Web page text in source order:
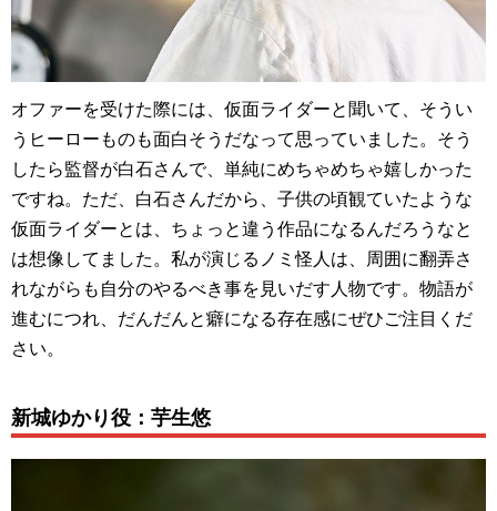
オファーを受けた際には、仮面ライダーと聞いて、そうい
うヒーローものも面白そうだなって思っていました。そう
したら監督が白石さんで、単純にめちゃめちゃ嬉しかった
ですね。ただ、白石さんだから、子供の頃観ていたような
仮面ライダーとは、ちょっと違う作品になるんだろうなと
は想像してました。私が演じるノミ怪人は、周囲に翻弄さ
れながらも自分のやるべき事を見いだす人物です。物語が
進むにつれ、だんだんと癖になる存在感にぜひご注目くだ
さい。
新城ゆかり役：芋生悠